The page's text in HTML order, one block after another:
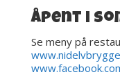
Åpent i
Se meny på